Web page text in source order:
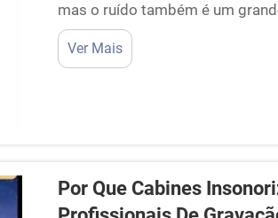
mas o ruído também é um
rua dificultam a concentração.
tornando populares. Essas são
Ver Mais
Por Que Cabines